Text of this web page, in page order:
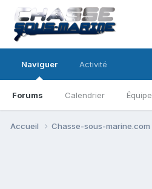
Naviguer
Forums Calendrier Équipe
Activité
Accueil Chasse-sous-marine.com